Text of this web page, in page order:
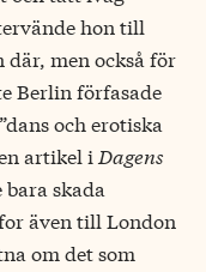
hon till
men också för
Berlin förfasade
och erotiska
artikel i Dagens
skada
även till London
om det som